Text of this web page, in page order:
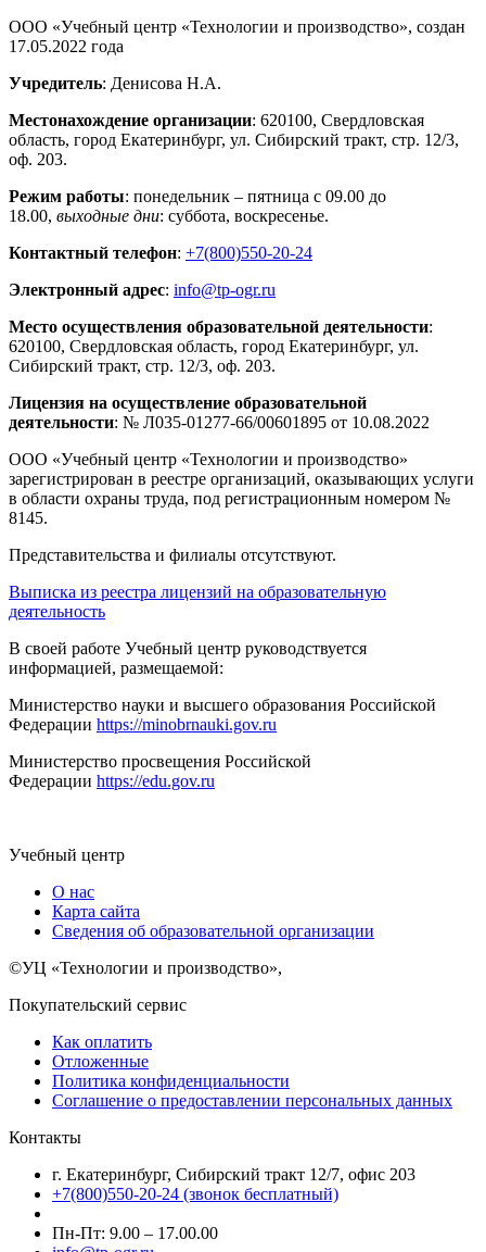
ООО «Учебный центр «Технологии и производство», создан
17.05.2022 года
Учредитель: Денисова Н.А.
Местонахождение организации: 620100, Свердловская
область, город Екатеринбург, ул. Сибирский тракт, стр. 12/3,
оф. 203.
Режим работы: понедельник – пятница с 09.00 до
18.00, выходные дни: суббота, воскресенье.
Контактный телефон: +7(800)550-20-24
Электронный адрес: info@tp-ogr.ru
Место осуществления образовательной деятельности:
620100, Свердловская область, город Екатеринбург, ул.
Сибирский тракт, стр. 12/3, оф. 203.
Лицензия на осуществление образовательной
деятельности: № Л035-01277-66/00601895 от 10.08.2022
ООО «Учебный центр «Технологии и производство»
зарегистрирован в реестре организаций, оказывающих услуги
в области охраны труда, под регистрационным номером №
8145.
Представительства и филиалы отсутствуют.
Выписка из реестра лицензий на образовательную
деятельность
В своей работе Учебный центр руководствуется
информацией, размещаемой:
Министерство науки и высшего образования Российской
Федерации https://minobrnauki.gov.ru
Министерство просвещения Российской
Федерации https://edu.gov.ru
Учебный центр
О нас
Карта сайта
Сведения об образовательной организации
©УЦ «Технологии и производство»,
Покупательский сервис
Как оплатить
Отложенные
Политика конфиденциальности
Соглашение о предоставлении персональных данных
Контакты
г. Екатеринбург, Сибирский тракт 12/7, офис 203
+7(800)550-20-24 (звонок бесплатный)
Пн-Пт: 9.00 – 17.00.00